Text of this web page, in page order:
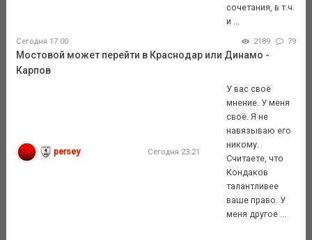
сочетания, в т.ч.
и ...
Сегодня 17:00 2189 79
Мостовой может перейти в Краснодар или Динамо -
Карпов
persey Сегодня 23:21
У вас своё
мнение. У меня
своё. Я не
навязываю его
никому.
Считаете, что
Кондаков
талантливее
ваше право. У
меня другое ...